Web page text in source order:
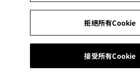
拒絕所有Cookie
接受所有Cookie